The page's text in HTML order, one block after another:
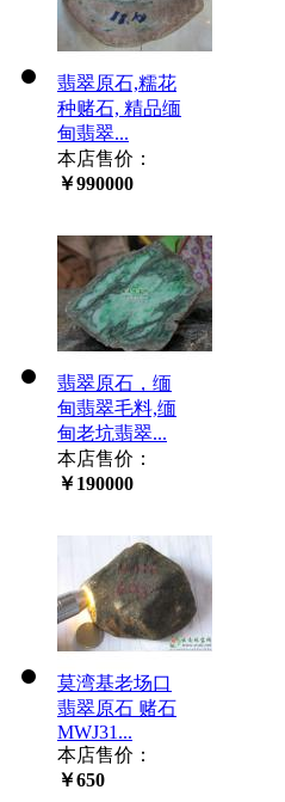
翡翠原石,糯花
种赌石, 精品缅
甸翡翠...
本店售价：
￥990000
翡翠原石，缅
甸翡翠毛料,缅
甸老坑翡翠...
本店售价：
￥190000
莫湾基老场口
翡翠原石 赌石
MWJ31...
本店售价：
￥650